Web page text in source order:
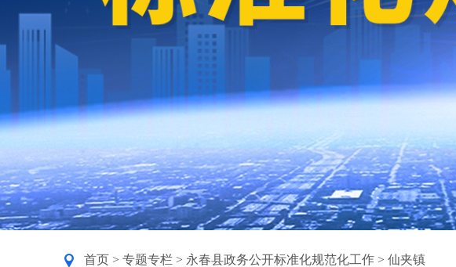
首页 > 专题专栏 > 永春县政务公开标准化规范化工作 > 仙夹镇